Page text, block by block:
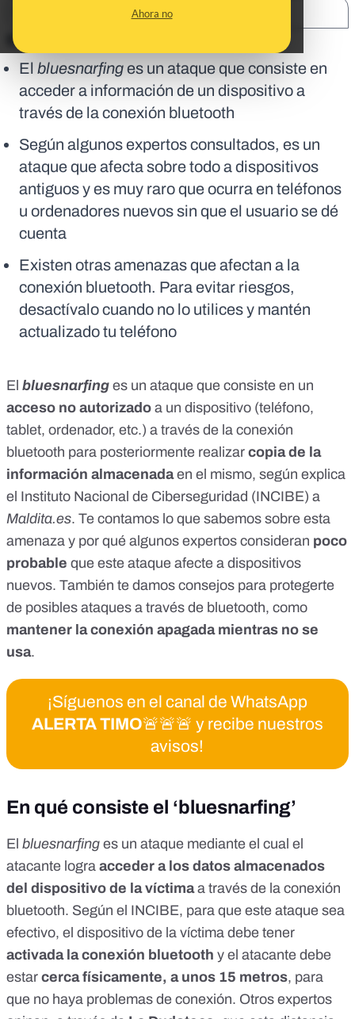
Ahora no
En corto:
El bluesnarfinges un ataque que consiste en
acceder a información de un dispositivo a
través de la conexión bluetooth
Según algunos expertos consultados, es un
ataque que afecta sobre todo a dispositivos
antiguos y es muy raro que ocurra en teléfonos
u ordenadores nuevos sin que el usuario se dé
cuenta
Existen otras amenazas que afectan a la
conexión bluetooth. Para evitar riesgos,
desactívalo cuando no lo utilices y mantén
actualizado tu teléfono
El bluesnarfing es un ataque que consiste en un
acceso no autorizado a un dispositivo (teléfono,
tablet, ordenador, etc.) a través de la conexión
bluetooth para posteriormente realizar copia de la
información almacenadaen el mismo, según explica
el Instituto Nacional de Ciberseguridad (INCIBE) a
Maldita.es. Te contamos lo que sabemos sobre esta
amenaza y por qué algunos expertos consideran poco
probable que este ataque afecte a dispositivos
nuevos. También te damos consejos para protegerte
de posibles ataques a través de bluetooth, como
mantener la conexión apagada mientras no se
usa.
¡Síguenos en el canal de WhatsApp
ALERTA TIMO🚨🚨🚨 y recibe nuestros
avisos!
En qué consiste el ‘bluesnarfing’
El bluesnarfing es un ataque mediante el cual el
atacante logra acceder a los datos almacenados
del dispositivo de la víctimaa través de la conexión
bluetooth. Según el INCIBE, para que este ataque sea
efectivo, el dispositivo de la víctima debe tener
activada la conexión bluetooth y el atacante debe
estar cerca físicamente, a unos 15 metros, para
que no haya problemas de conexión. Otros expertos